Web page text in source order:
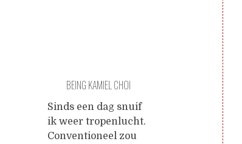
BEING KAMIEL CHOI
Sinds een dag snuif
ik weer tropenlucht.
Conventioneel zou